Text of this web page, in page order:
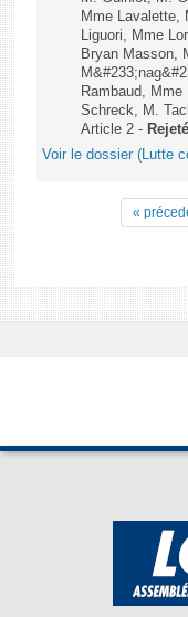
Mme Lavalette,
Liguori, Mme
Bryan Masson,
Rambaud,
Schreck, M.
Article 2 - Rejeté
Voir le dossier (Lutte
«